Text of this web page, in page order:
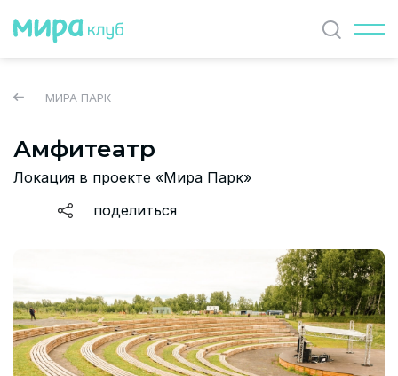
Найти
МИРА ПАРК
Амфитеатр
Локация в проекте «Мира Парк»
поделиться
ЖУРНАЛ
СОБЫТИЯ
Политика и соглашение на обработку персональных
данных
О проекте